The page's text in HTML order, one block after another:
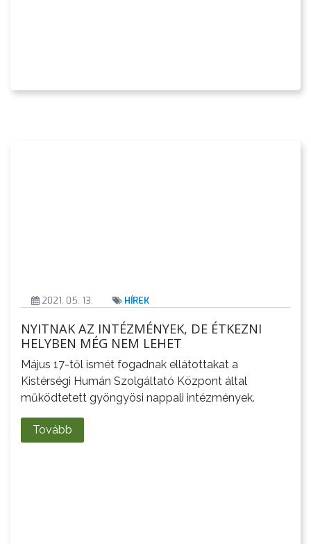
2021. 05. 13. HÍREK
NYITNAK AZ INTÉZMÉNYEK, DE ÉTKEZNI
HELYBEN MÉG NEM LEHET
Május 17-től ismét fogadnak ellátottakat a
Kistérségi Humán Szolgáltató Központ által
működtetett gyöngyösi nappali intézmények.
Tovább